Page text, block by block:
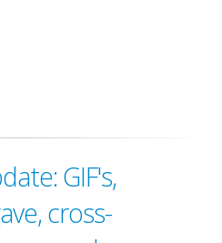
GIF's,
cross-